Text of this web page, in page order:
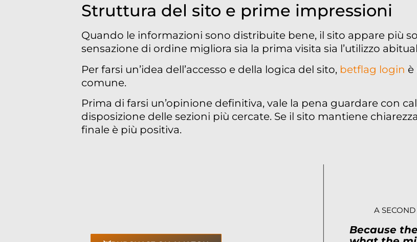
Struttura del sito e prime impressioni
Quando le informazioni sono distribuite bene, il sito appare più
sensazione di ordine migliora sia la prima visita sia l’utilizzo
Per farsi un’idea dell’accesso e della logica del sito, betflag login è
comune.
Prima di farsi un’opinione definitiva, vale la pena guardare con
disposizione delle sezioni più cercate. Se il sito mantiene
finale è più positiva.
A
Because